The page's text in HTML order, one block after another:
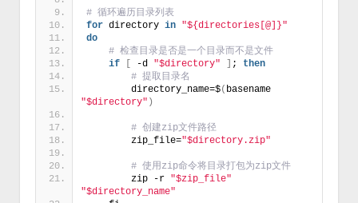
# 循环遍历目录列表
for directory in
"${directories[@]}"
do
# 检查目录是否是一个目录而不是文件
if
-d "$directory" ;
then
# 提取目录名
        directory_name=$
(
basename
"$directory" )
# 创建zip文件路径
        zip_file=
"$directory.zip"
# 使用zip命令将目录打包为zip文件
        zip -r
"$zip_file"
"$directory_name"